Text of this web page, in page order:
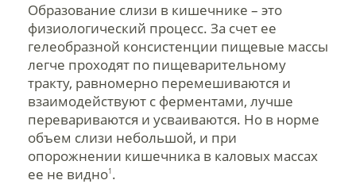
Образование слизи в кишечнике – это
физиологический процесс. За счет ее
гелеобразной консистенции пищевые массы
легче проходят по пищеварительному
тракту, равномерно перемешиваются и
взаимодействуют с ферментами, лучше
перевариваются и усваиваются. Но в норме
объем слизи небольшой, и при
опорожнении кишечника в каловых массах
ее не видно1.